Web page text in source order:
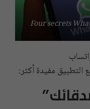
Four secrets